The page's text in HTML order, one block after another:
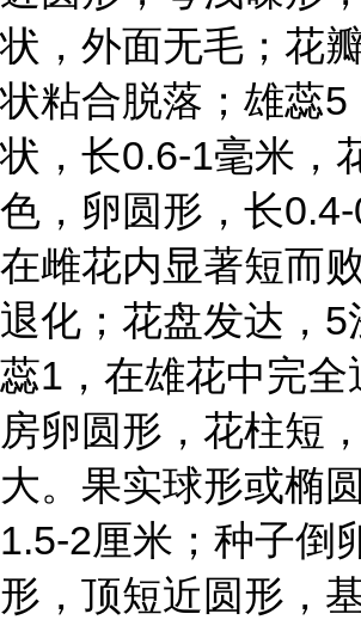
状，外面无毛；花
状粘合脱落；雄蕊5
状，长0.6-1毫米，
色，卵圆形，长0.4-
在雌花内显著短而
退化；花盘发达，5
蕊1，在雄花中完全
房卵圆形，花柱短
大。果实球形或椭
1.5-2厘米；种子倒
形，顶短近圆形，